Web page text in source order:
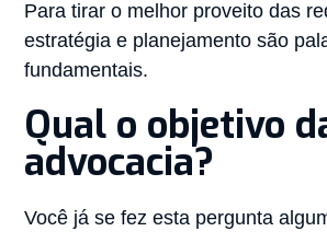
Para tirar o melhor proveito das
estratégia e planejamento são
fundamentais.⠀
Qual o objetivo
advocacia?
Você já se fez esta pergunta